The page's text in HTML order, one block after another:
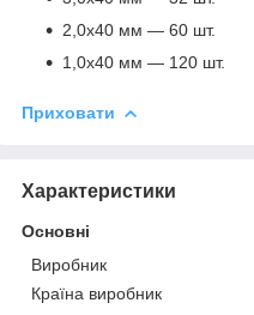
2,0х40 мм — 60 шт.
1,0х40 мм — 120 шт.
Приховати
Характеристики
Основні
Виробник
Країна виробник